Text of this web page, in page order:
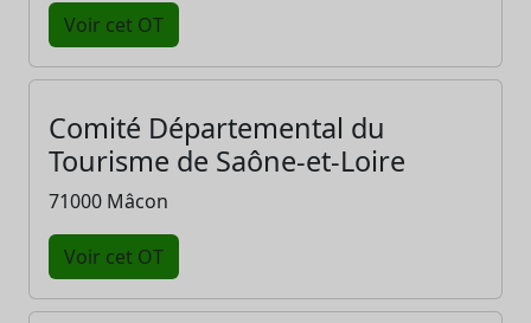
Voir cet OT
Comité Départemental du
Tourisme de Saône-et-Loire
71000 Mâcon
Voir cet OT